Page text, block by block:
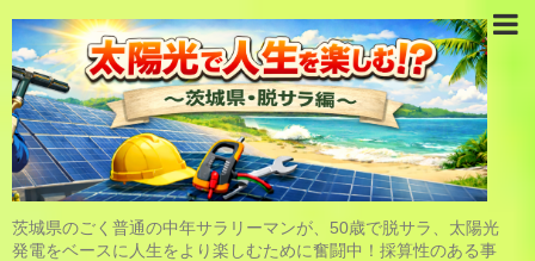
茨城県のごく普通の中年サラリーマンが、50歳で脱サラ、太陽光
発電をベースに人生をより楽しむために奮闘中！採算性のある事